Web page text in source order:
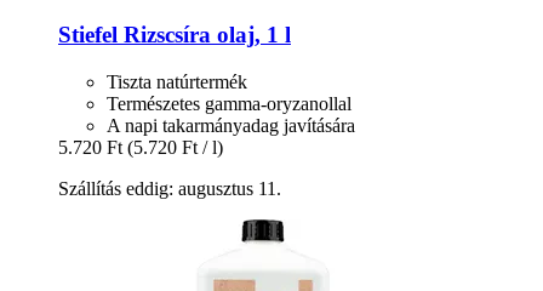
Stiefel Rizscsíra olaj, 1 l
Tiszta natúrtermék
Természetes gamma-oryzanollal
A napi takarmányadag javítására
5.720 Ft (5.720 Ft / l)
Szállítás eddig: augusztus 11.